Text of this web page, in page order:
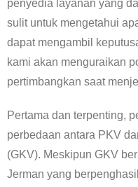
penyedia layanan yang
sulit untuk mengetahui
dapat mengambil
kami akan menguraikan
pertimbangkan saat
Pertama dan terpenting,
perbedaan antara PKV
(GKV). Meskipun GKV
Jerman yang